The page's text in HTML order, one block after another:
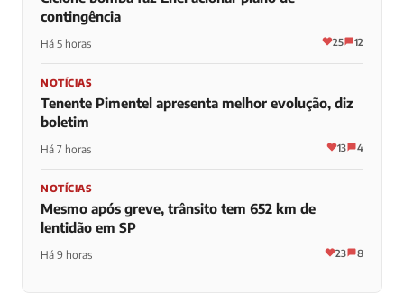
contingência
Há 5 horas 25 12
NOTÍCIAS
Tenente Pimentel apresenta melhor evolução, diz
boletim
Há 7 horas 13 4
NOTÍCIAS
Mesmo após greve, trânsito tem 652 km de
lentidão em SP
Há 9 horas 23 8